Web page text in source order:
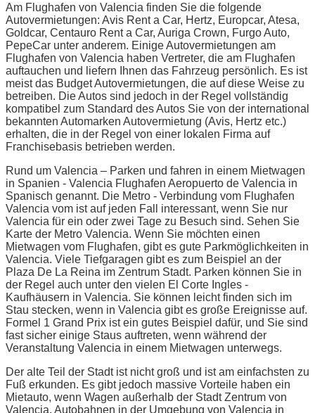
Am Flughafen von Valencia finden Sie die folgende
Autovermietungen: Avis Rent a Car, Hertz, Europcar, Atesa,
Goldcar, Centauro Rent a Car, Auriga Crown, Furgo Auto,
PepeCar unter anderem. Einige Autovermietungen am
Flughafen von Valencia haben Vertreter, die am Flughafen
auftauchen und liefern Ihnen das Fahrzeug persönlich. Es ist
meist das Budget Autovermietungen, die auf diese Weise zu
betreiben. Die Autos sind jedoch in der Regel vollständig
kompatibel zum Standard des Autos Sie von der international
bekannten Automarken Autovermietung (Avis, Hertz etc.)
erhalten, die in der Regel von einer lokalen Firma auf
Franchisebasis betrieben werden.
Rund um Valencia – Parken und fahren in einem Mietwagen
in Spanien - Valencia Flughafen Aeropuerto de Valencia in
Spanisch genannt. Die Metro - Verbindung vom Flughafen
Valencia vom ist auf jeden Fall interessant, wenn Sie nur
Valencia für ein oder zwei Tage zu Besuch sind. Sehen Sie
Karte der Metro Valencia. Wenn Sie möchten einen
Mietwagen vom Flughafen, gibt es gute Parkmöglichkeiten in
Valencia. Viele Tiefgaragen gibt es zum Beispiel an der
Plaza De La Reina im Zentrum Stadt. Parken können Sie in
der Regel auch unter den vielen El Corte Ingles -
Kaufhäusern in Valencia. Sie können leicht finden sich im
Stau stecken, wenn in Valencia gibt es große Ereignisse auf.
Formel 1 Grand Prix ist ein gutes Beispiel dafür, und Sie sind
fast sicher einige Staus auftreten, wenn während der
Veranstaltung Valencia in einem Mietwagen unterwegs.
Der alte Teil der Stadt ist nicht groß und ist am einfachsten zu
Fuß erkunden. Es gibt jedoch massive Vorteile haben ein
Mietauto, wenn Wagen außerhalb der Stadt Zentrum von
Valencia. Autobahnen in der Umgebung von Valencia in